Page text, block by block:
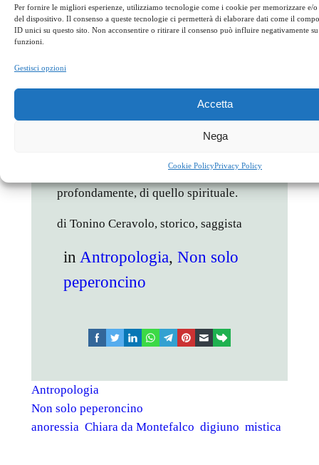
Per fornire le migliori esperienze, utilizziamo tecnologie come i cookie per memorizzare e/
del dispositivo. Il consenso a queste tecnologie ci permetterà di elaborare dati come il
ID unici su questo sito. Non acconsentire o ritirare il consenso può influire negativamente
funzioni.
Gestisci opzioni
Accetta
Nega
Cookie PolicyPrivacy Policy
modica quantità, beveva così poco vino
che un terzo di litro le durava per
caso l’uso della carne era un’eventualità
tutte queste afflizioni, poco prima di
morire il suo volto era lieto e il suo
colorito roseo, come si confaceva a una
materiale per nutrirsi, più
profondamente, di quello spirituale.
di Tonino Ceravolo, storico, saggista
in Antropologia, Non solo
peperoncino
facebooktwitterlinkedinwhatsapptelegram
pinterest email link
Antropologia
Non solo peperoncino
anoressia Chiara da Montefalco digiuno mistica